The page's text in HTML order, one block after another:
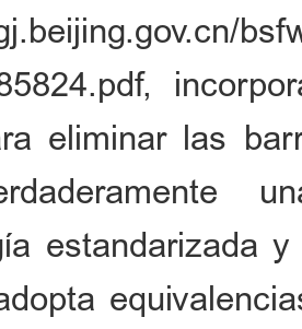
eliminar las
estandarizada